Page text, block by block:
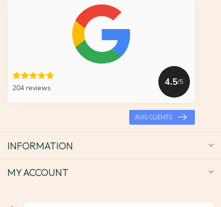
204 reviews
4.5/5
AVIS CLIENTS
INFORMATION
MY ACCOUNT